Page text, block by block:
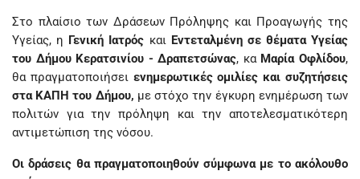
Στο πλαίσιο των Δράσεων Πρόληψης και Προαγωγής της
Υγείας, η Γενική Ιατρός και Εντεταλμένη σε θέματα Υγείας
του Δήμου Κερατσινίου - Δραπετσώνας, κα Μαρία Οφλίδου,
θα πραγματοποιήσει ενημερωτικές ομιλίες και συζητήσεις
στα ΚΑΠΗ του Δήμου, με στόχο την έγκυρη ενημέρωση των
πολιτών για την πρόληψη και την αποτελεσματικότερη
αντιμετώπιση της νόσου.
Οι δράσεις θα πραγματοποιηθούν σύμφωνα με το ακόλουθο